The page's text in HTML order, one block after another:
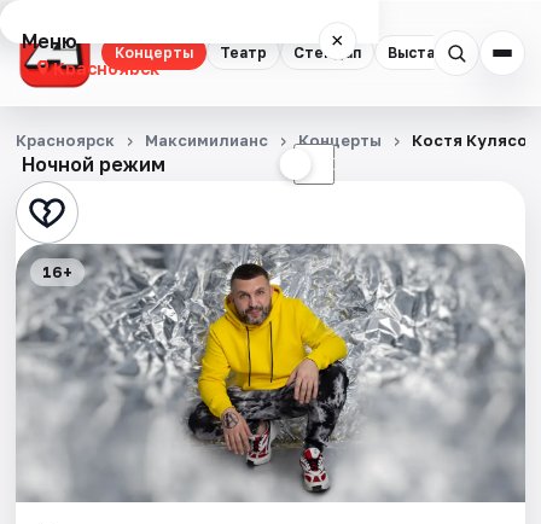
Концерты Театр Стендап Выставки
Меню ×
Красноярск
Концерты
Театр
Стендап
Выставки
Квесты
Экскурсии
Спорт
Ночной режим ☾
Красноярск Максимилианс Концерты Костя Кулясов
16+